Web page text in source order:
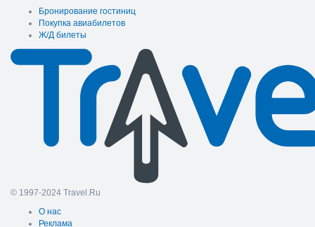
Бронирование гостиниц
Покупка авиабилетов
Ж/Д билеты
© 1997-2024 Travel.Ru
О нас
Реклама